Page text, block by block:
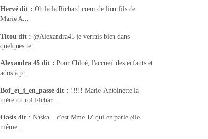
Hervé dit : Oh la la Richard cœur de lion fils de
Marie A...
Titou dit : @Alexandra45 je verrais bien dans
quelques te...
Alexandra 45 dit : Pour Chloé, l'accueil des enfants et
ados à p...
Bof_et_j_en_passe dit : !!!!! Marie-Antoinette la
mère du roi Richar...
Oasis dit : Naska ...c'est Mme JZ qui en parle elle
même ...